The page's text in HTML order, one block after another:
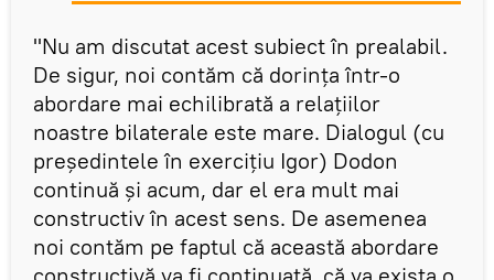
"Nu am discutat acest subiect în prealabil.
De sigur, noi contăm că dorința într-o
abordare mai echilibrată a relațiilor
noastre bilaterale este mare. Dialogul (cu
președintele în exercițiu Igor) Dodon
continuă și acum, dar el era mult mai
constructiv în acest sens. De asemenea
noi contăm pe faptul că această abordare